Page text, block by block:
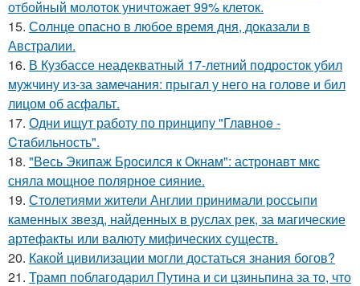
отбойный молоток уничтожает 99% клеток.
15. Солнце опасно в любое время дня, доказали в
Австралии.
16. В Кузбассе неадекватный 17-летний подросток убил
мужчину из-за замечания: прыгал у него на голове и бил
лицом об асфальт.
17. Одни ищут работу по принципу "Глaвноe -
Cтaбильность".
18. "Весь Экипаж Бросился к Окнам": астронавт мкс
сняла мощное полярное сияние.
19. Столетиями жители Англии принимали россыпи
каменных звезд, найденных в руслах рек, за магические
артефакты или валюту мифических существ.
20. Какой цивилизации могли достаться знания богов?
21. Трамп поблагодарил Путина и си цзиньпина за то, что